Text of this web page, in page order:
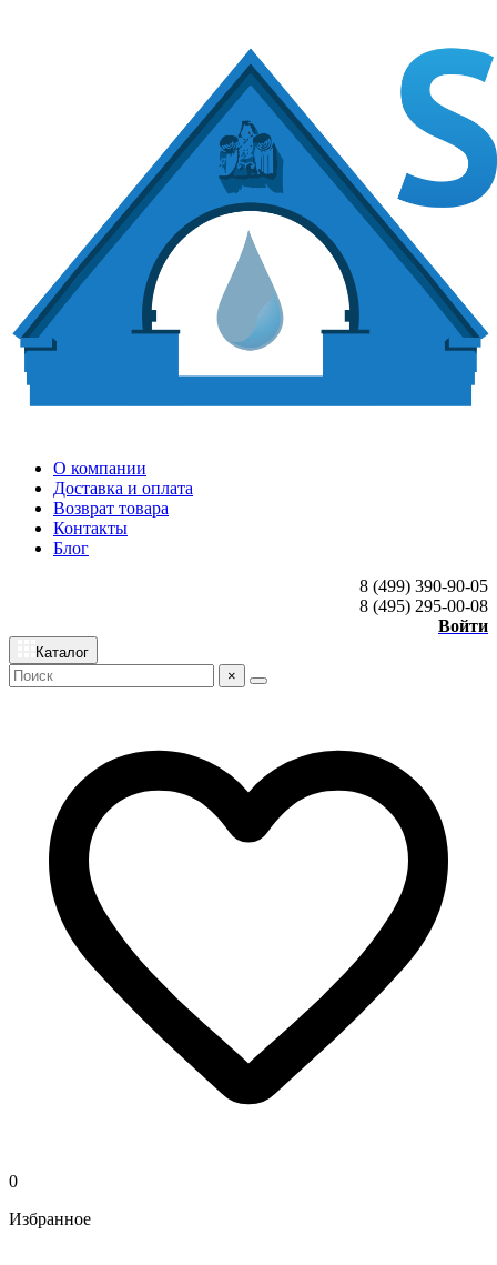
О компании
Доставка и оплата
Возврат товара
Контакты
Блог
8 (499) 390-90-05
8 (495) 295-00-08
Войти
Каталог
×
0
Избранное